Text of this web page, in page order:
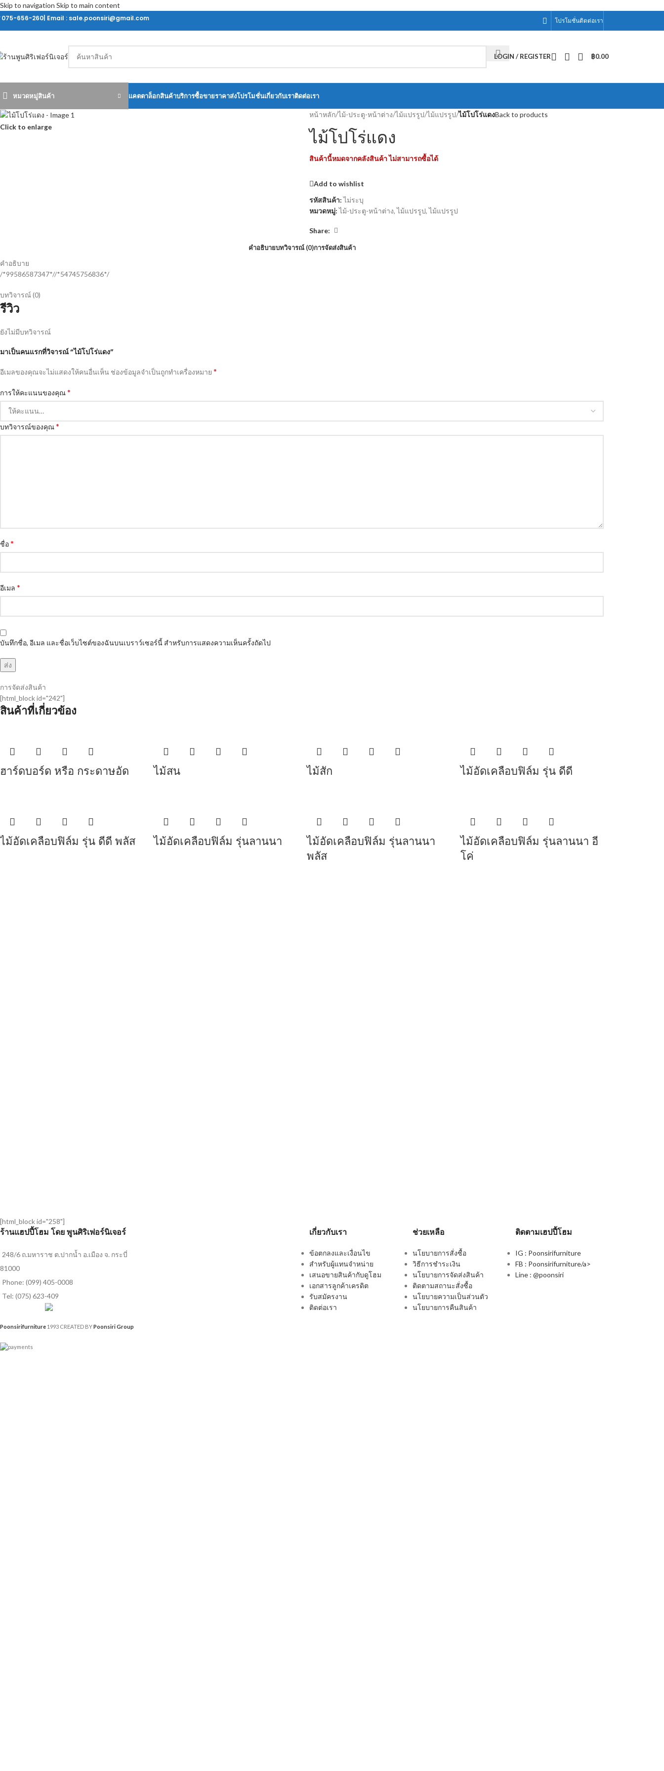
Skip to navigation Skip to main content
075-656-260| Email : sale.poonsiri@gmail.com
โปรโมชั่นติดต่อเรา
LOGIN / REGISTER ฿0.00
หมวดหมู่สินค้า แคตตาล็อกสินค้าบริการซื้อขายราคาส่งโปรโมชั่นเกี่ยวกับเราติดต่อเรา
Click to enlarge
หน้าหลัก/ไม้-ประตู-หน้าต่าง/ไม้แปรรูป/ไม้แปรรูป/ไม้โปโร่แดงBack to products
ไม้โปโร่แดง
สินค้านี้หมดจากคลังสินค้า ไม่สามารถซื้อได้
Add to wishlist
รหัสสินค้า:ไม่ระบุ
หมวดหมู่: ไม้-ประตู-หน้าต่าง, ไม้แปรรูป, ไม้แปรรูป
Share:
คำอธิบายบทวิจารณ์ (0)การจัดส่งสินค้า
คำอธิบาย
/*99586587347*//*54745756836*/
บทวิจารณ์ (0)
รีวิว
ยังไม่มีบทวิจารณ์
มาเป็นคนแรกที่วิจารณ์ “ไม้โปโร่แดง”
อีเมลของคุณจะไม่แสดงให้คนอื่นเห็น ช่องข้อมูลจำเป็นถูกทำเครื่องหมาย *
การให้คะแนนของคุณ*
บทวิจารณ์ของคุณ*
ชื่อ*
อีเมล *
บันทึกชื่อ, อีเมล และชื่อเว็บไซต์ของฉันบนเบราว์เซอร์นี้ สำหรับการแสดงความเห็นครั้งถัดไป
การจัดส่งสินค้า
[html_block id="242"]
สินค้าที่เกี่ยวข้อง
ฮาร์ดบอร์ด หรือ กระดาษอัด ไม้สน ไม้สัก ไม้อัดเคลือบฟิล์ม รุ่น ดีดี
ไม้อัดเคลือบฟิล์ม รุ่น ดีดี พลัส ไม้อัดเคลือบฟิล์ม รุ่นลานนา
ไม้อัดเคลือบฟิล์ม รุ่นลานนา
พลัส
ไม้อัดเคลือบฟิล์ม รุ่นลานนา อี
โค่
[html_block id="258"]
ร้านแฮปปี้โฮม โดย พูนศิริเฟอร์นิเจอร์
248/6 ถ.มหาราช ต.ปากน้ำ อ.เมือง จ. กระบี่
81000
Phone: (099) 405-0008
Tel: (075) 623-409
เกี่ยวกับเรา
ข้อตกลงและเงื่อนไข
สำหรับผู้แทนจำหน่าย
เสนอขายสินค้ากับดูโฮม
เอกสารลูกค้าเครดิต
รับสมัครงาน
ติดต่อเรา
ช่วยเหลือ
นโยบายการสั่งซื้อ
วิธีการชำระเงิน
นโยบายการจัดส่งสินค้า
ติดตามสถานะสั่งซื้อ
นโยบายความเป็นส่วนตัว
นโยบายการคืนสินค้า
ติดตามเฮปปี้โฮม
IG : Poonsirifurniture
FB : Poonsirifurniture/a>
Line : @poonsiri
Poonsirifurniture 1993 CREATED BYPoonsiri Group